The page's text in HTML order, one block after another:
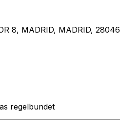
8, MADRID, MADRID, 28046
regelbundet